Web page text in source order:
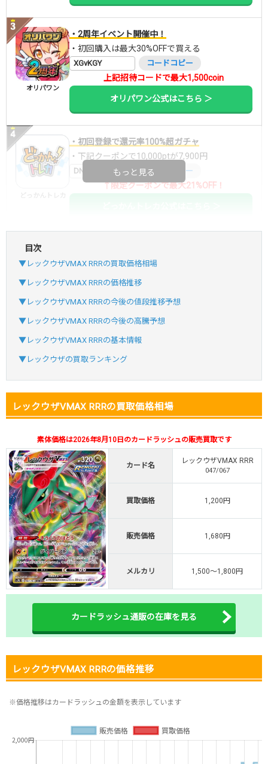
オリパワン
・2周年イベント開催中！
・初回購入は最大30%OFFで買える
XGvKGY コードコピー
上記招待コードで最大1,500coin
オリパワン公式はこちら ＞
・初回登録で還元率100%超ガチャ
・下記クーポンで10,000ptが7,900円
DNGBIF4X コードコピー
↑限定クーポンで最大21%OFF！
おりパンダ
・新規登録で6種類アド確解禁
SVGC7P
オリパスタジアム
・atone・ペイディ対応！
オリパスタジアム公式はこちら ＞
オリくじ
・新規登録で無料100連できる！
・初回購入は500coinが50円
TVCM記念！激熱イベント開催中
オリくじ公式はこちら ＞
TORAオリパ
・リリース1周年イベント開催中！
・新規登録で最大90%OFF
初回登録で4種類アド確解放
TORAオリパ公式はこちら ＞
もっと見る
目次
▼レックウザVMAX RRRの買取価格相場
▼レックウザVMAX RRRの価格推移
▼レックウザVMAX RRRの今後の値段推移予想
▼レックウザVMAX RRRの今後の高騰予想
▼レックウザVMAX RRRの基本情報
▼レックウザの買取ランキング
レックウザVMAX RRRの買取価格相場
素体価格は2026年8月10日のカードラッシュの販売買取です
カード名
レックウザVMAX RRR
047/067
買取価格 1,200円
販売価格 1,680円
メルカリ 1,500～1,800円
カードラッシュ通販の在庫を見る
レックウザVMAX RRRの価格推移
※価格推移はカードラッシュの金額を表示しています